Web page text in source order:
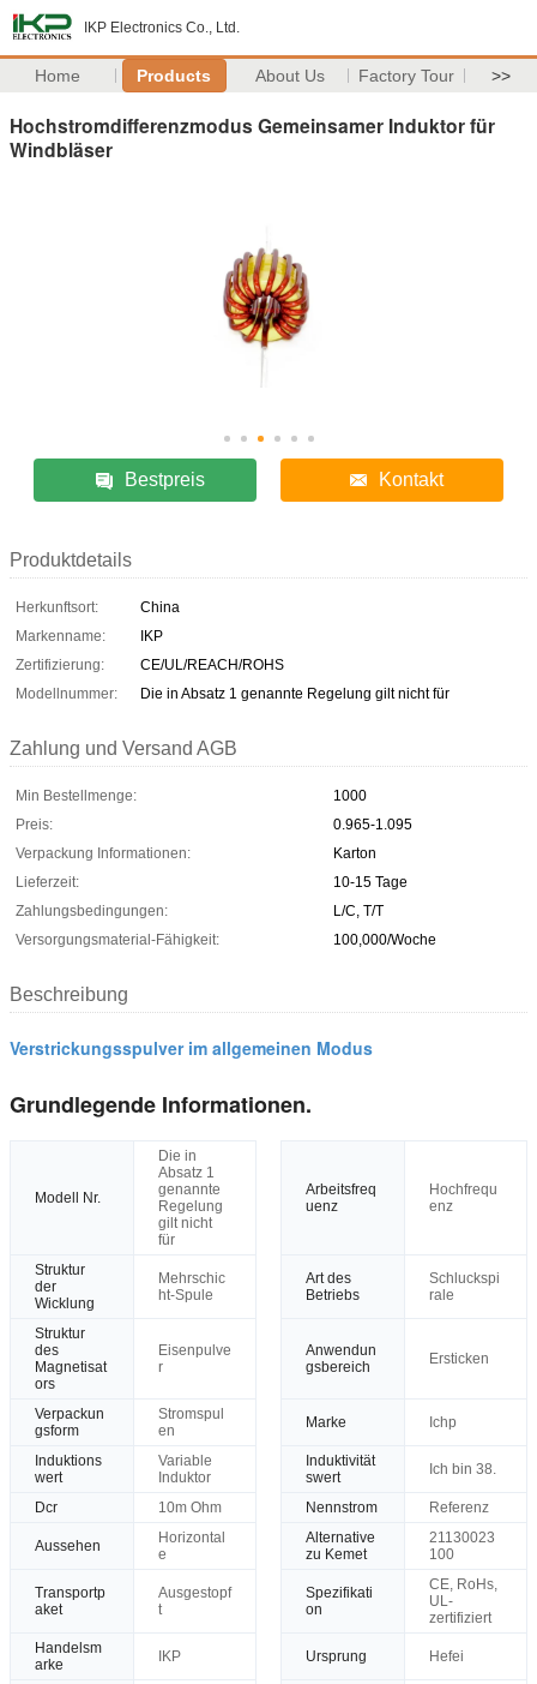
IKP Electronics Co., Ltd.
Home Products About Us Factory Tour >>
Hochstromdifferenzmodus Gemeinsamer Induktor für
Windbläser
Bestpreis Kontakt
Produktdetails
Herkunftsort:
China
Markenname:
IKP
Zertifizierung:
CE/UL/REACH/ROHS
Modellnummer:
Die in Absatz 1 genannte Regelung gilt nicht für
Zahlung und Versand AGB
Min Bestellmenge:
1000
Preis:
0.965-1.095
Verpackung Informationen:
Karton
Lieferzeit:
10-15 Tage
Zahlungsbedingungen:
L/C, T/T
Versorgungsmaterial-Fähigkeit:
100,000/Woche
Beschreibung
Verstrickungsspulver im allgemeinen Modus
Grundlegende Informationen.
Modell Nr.
Die in
Absatz 1
genannte
Regelung
gilt nicht
für
Arbeitsfreq
uenz
Hochfrequ
enz
Struktur
der
Wicklung
Mehrschic
ht-Spule
Art des
Betriebs
Schluckspi
rale
Struktur
des
Magnetisat
ors
Eisenpulve
r
Anwendun
gsbereich
Ersticken
Verpackun
gsform
Stromspul
en
Marke Ichp
Induktions
wert
Variable
Induktor
Induktivität
swert
Ich bin 38.
Dcr 10m Ohm Nennstrom Referenz
Aussehen
Horizontal
e
Alternative
zu Kemet
21130023
100
Transportp
aket
Ausgestopf
t
Spezifikati
on
CE, RoHs,
UL-
zertifiziert
Handelsm
arke
IKP Ursprung Hefei